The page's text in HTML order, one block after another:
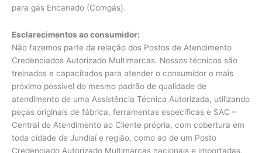
para gás Encanado (Comgás).
Esclarecimentos ao consumidor:
Não fazemos parte da relação dos Postos de Atendimento
Credenciados Autorizado Multimarcas. Nossos técnicos são
treinados e capacitados para atender o consumidor o mais
próximo possível do mesmo padrão de qualidade de
atendimento de uma Assistência Técnica Autorizada, utilizando
peças originais de fábrica, ferramentas especificas e SAC –
Central de Atendimento ao Cliente própria, com cobertura em
toda cidade de Jundiaí e região, como ao de um Posto
Credenciado Autorizado Multimarcas nacionais e importadas.